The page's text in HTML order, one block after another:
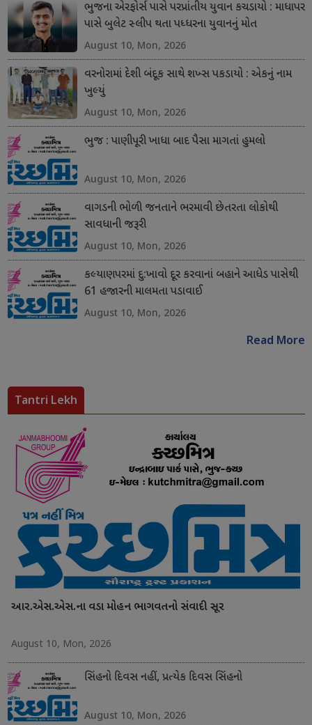
ભુજના એરફોર્સ પાસે પરપ્રાંતીય યુવાન કચડાયો : માધાપર
પાસે બુલેટ સ્લીપ થતા પધ્ધરના યુવાનનું મોત
August 10, Mon, 2026
વરનોરામાં દેશી બંદૂક સાથે શખ્સ પકડાયો : એકનું નામ
ખુલ્યું
August 10, Mon, 2026
ભુજ : પાણીપૂરી ખાધા બાદ પૈસા માગતાં હુમલો
August 10, Mon, 2026
વાગડની ભોળી જનતાને ભરમાવી છેતરતા લોકોથી
સાવધાની જરૂરી
August 10, Mon, 2026
કલ્યાણપરમાં દુ:ખાવો દૂર કરવાનાં બહાને આધેડ પાસેથી
61 હજારની માલમતા પડાવાઈ
August 10, Mon, 2026
Read More
Tantri Lekh
આર.એસ.એસ.ના વડા મોહન ભાગવતનો સંવાદી સૂર
August 10, Mon, 2026
સિંહનો દિવસ નહીં, પ્રત્યેક દિવસ સિંહનો
August 10, Mon, 2026